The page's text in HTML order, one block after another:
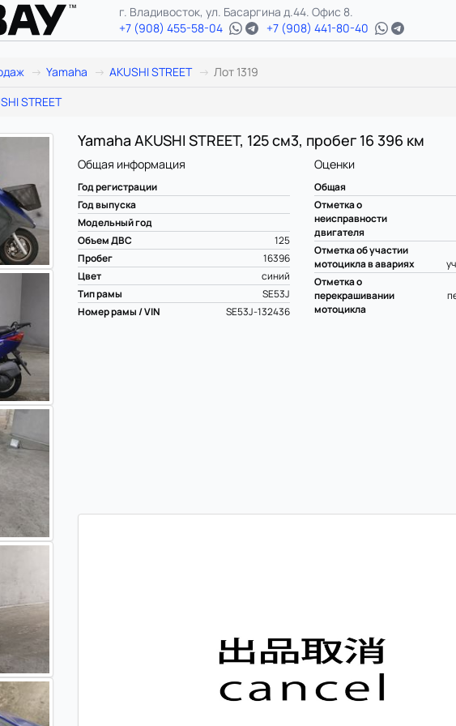
г. Владивосток, ул. Басаргина д.44. Офис 8.
+7 (908) 455-58-04
+7 (908) 441-80-40
Yamaha AKUSHI STREET
Лот 1319
STREET
Yamaha AKUSHI STREET, 125 см3, пробег 16 396 км
Общая информация
Год регистрации
Год выпуска
Модельный год
Объем ДВС
125
Пробег
16396
Цвет
синий
Тип рамы
SE53J
Номер рамы / VIN
SE53J-132436
Оценки
Общая
Отметка о
неисправности
двигателя
Отметка об участии
мотоцикла в авариях
Отметка о
перекрашивании
мотоцикла